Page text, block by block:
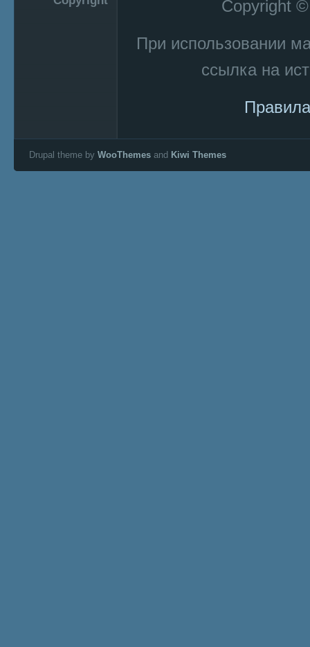
Copyright
При использовании
ссылка на
Drupal theme by WooThemes and Kiwi Themes